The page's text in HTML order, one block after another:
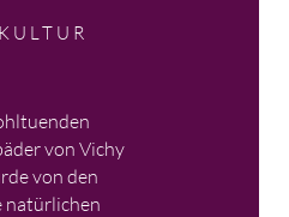
von Vichy
von den
natürlichen